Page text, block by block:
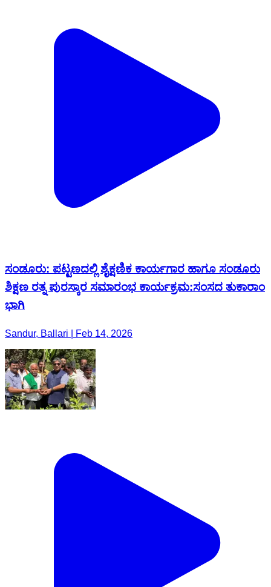
ಸಂಡೂರು: ಪಟ್ಟಣದಲ್ಲಿ ಶೈಕ್ಷಣಿಕ ಕಾರ್ಯಗಾರ ಹಾಗೂ ಸಂಡೂರು
ಶಿಕ್ಷಣ ರತ್ನ ಪುರಸ್ಕಾರ ಸಮಾರಂಭ ಕಾರ್ಯಕ್ರಮ:ಸಂಸದ ತುಕಾರಾಂ
ಭಾಗಿ
Sandur, Ballari | Feb 14, 2026